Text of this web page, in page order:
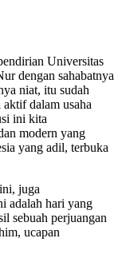
Universitas
dengan sahabatnya
niat, itu sudah
aktif dalam usaha
ini kita
modern yang
yang adil, terbuka
juga
adalah hari yang
sebuah perjuangan
ucapan